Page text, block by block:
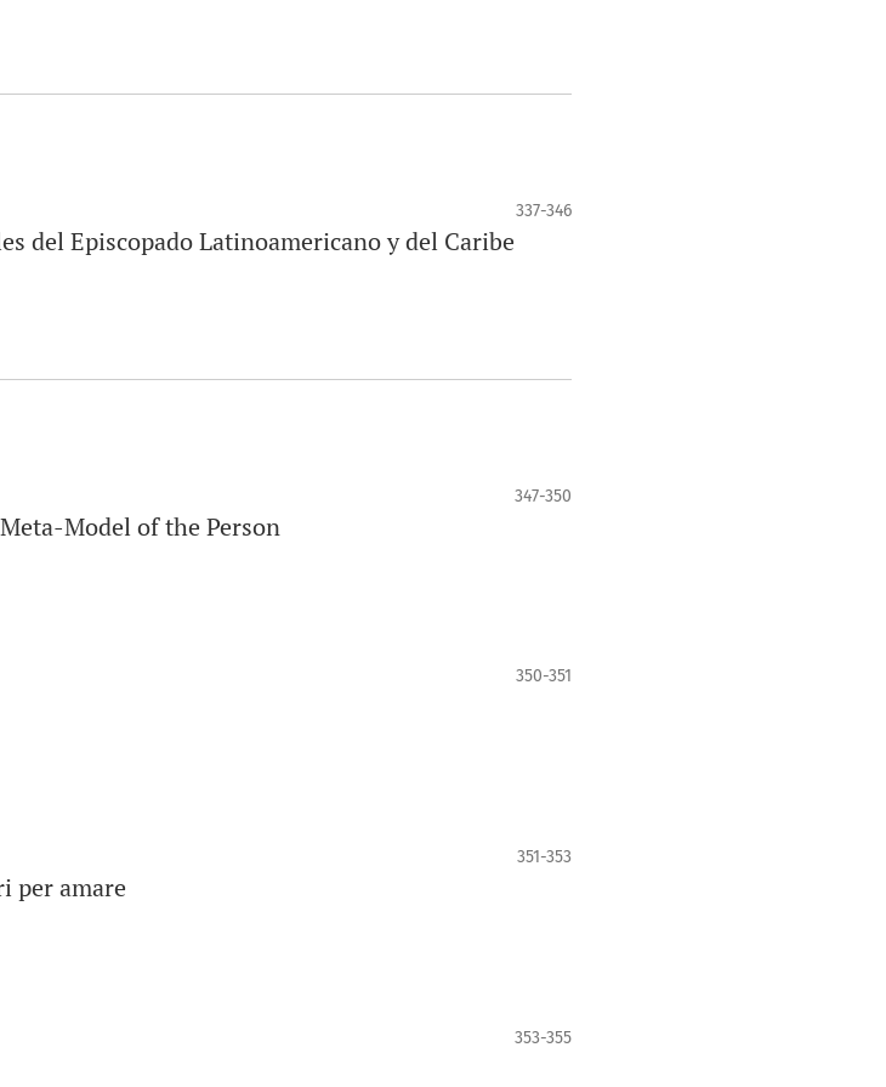
337-346
del Episcopado Latinoamericano y del Caribe
347-350
Model of the Person
350-351
351-353
per amare
353-355